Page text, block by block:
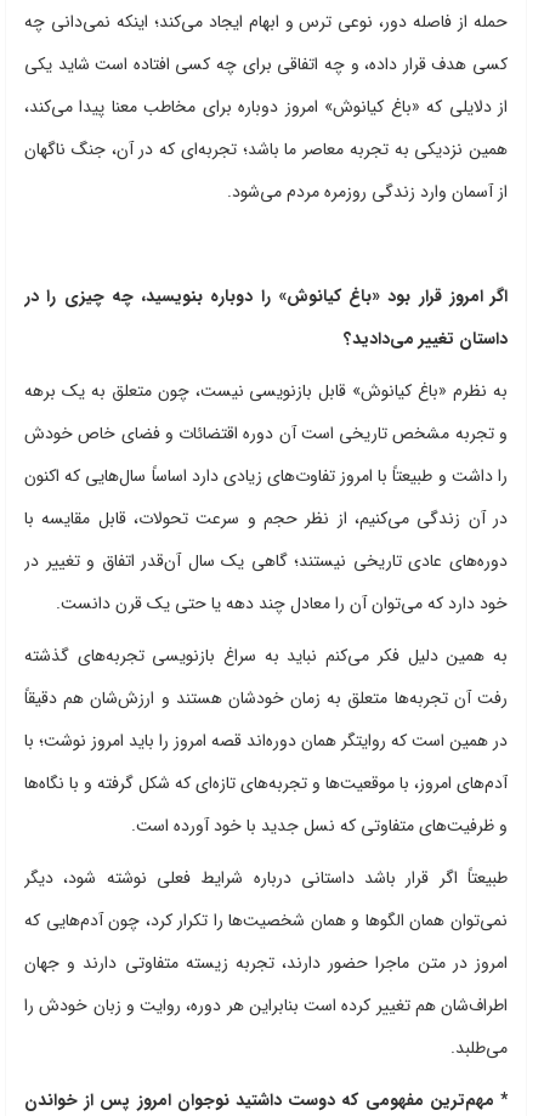
حمله از فاصله دور، نوعی ترس و ابهام ایجاد می‌کند؛ اینکه نمی‌دانی چه
کسی هدف قرار داده، و چه اتفاقی برای چه کسی افتاده است شاید یکی
از دلایلی که «باغ کیانوش» امروز دوباره برای مخاطب معنا پیدا می‌کند،
همین نزدیکی به تجربه معاصر ما باشد؛ تجربه‌ای که در آن، جنگ ناگهان
از آسمان وارد زندگی روزمره مردم می‌شود.
اگر امروز قرار بود «باغ کیانوش» را دوباره بنویسید، چه چیزی را در
داستان تغییر می‌دادید؟
به نظرم «باغ کیانوش» قابل بازنویسی نیست، چون متعلق به یک برهه
و تجربه مشخص تاریخی است آن دوره اقتضائات و فضای خاص خودش
را داشت و طبیعتاً با امروز تفاوت‌های زیادی دارد اساساً سال‌هایی که اکنون
در آن زندگی می‌کنیم، از نظر حجم و سرعت تحولات، قابل مقایسه با
دوره‌های عادی تاریخی نیستند؛ گاهی یک سال آن‌قدر اتفاق و تغییر در
خود دارد که می‌توان آن را معادل چند دهه یا حتی یک قرن دانست.
به همین دلیل فکر می‌کنم نباید به سراغ بازنویسی تجربه‌های گذشته
رفت آن تجربه‌ها متعلق به زمان خودشان هستند و ارزش‌شان هم دقیقاً
در همین است که روایتگر همان دوره‌اند قصه امروز را باید امروز نوشت؛ با
آدم‌های امروز، با موقعیت‌ها و تجربه‌های تازه‌ای که شکل گرفته و با نگاه‌ها
و ظرفیت‌های متفاوتی که نسل جدید با خود آورده است.
طبیعتاً اگر قرار باشد داستانی درباره شرایط فعلی نوشته شود، دیگر
نمی‌توان همان الگوها و همان شخصیت‌ها را تکرار کرد، چون آدم‌هایی که
امروز در متن ماجرا حضور دارند، تجربه زیسته متفاوتی دارند و جهان
اطراف‌شان هم تغییر کرده است بنابراین هر دوره، روایت و زبان خودش را
می‌طلبد.
* مهم‌ترین مفهومی که دوست داشتید نوجوان امروز پس از خواندن